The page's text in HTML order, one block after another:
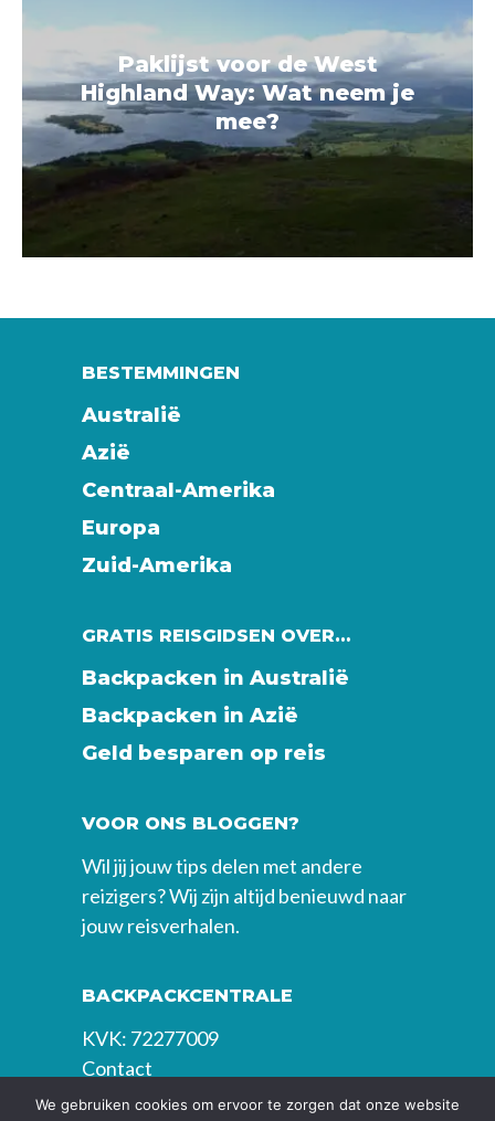
Paklijst voor de West
Highland Way: Wat neem je
mee?
BESTEMMINGEN
Australië
Azië
Centraal-Amerika
Europa
Zuid-Amerika
GRATIS REISGIDSEN OVER…
Backpacken in Australië
Backpacken in Azië
Geld besparen op reis
VOOR ONS BLOGGEN?
Wil jij jouw tips delen met andere
reizigers? Wij zijn altijd benieuwd naar
jouw reisverhalen.
BACKPACKCENTRALE
KVK: 72277009
Contact
We gebruiken cookies om ervoor te zorgen dat onze website